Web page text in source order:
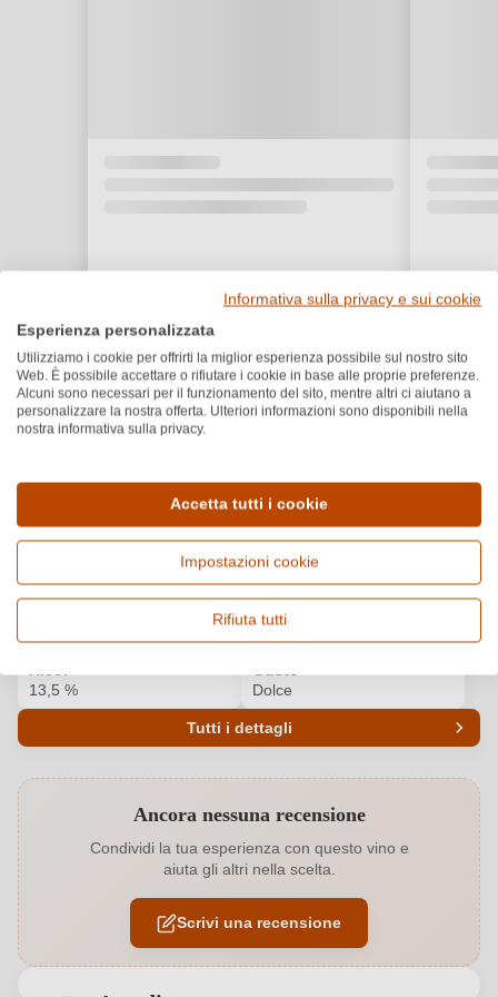
Dettagli del prodotto
Malvasia di Lipari, Vino
Qualità
13,5 %
Dolce
Tutti i dettagli
Annata 2018
Colore dell'uva Bianco
Contenuto di alcol 13,5 %
Ancora nessuna recensione
Condividi la tua esperienza con questo vino e
aiuta gli altri nella scelta.
Scrivi una recensione
Informativa sulla privacy e sui cookie
Esperienza personalizzata
Utilizziamo i cookie per offrirti la miglior esperienza possibile sul nostro sito
Web. È possibile accettare o rifiutare i cookie in base alle proprie preferenze.
Alcuni sono necessari per il funzionamento del sito, mentre altri ci aiutano a
personalizzare la nostra offerta. Ulteriori informazioni sono disponibili nella
nostra informativa sulla privacy.
Accetta tutti i cookie
Impostazioni cookie
Rifiuta tutti